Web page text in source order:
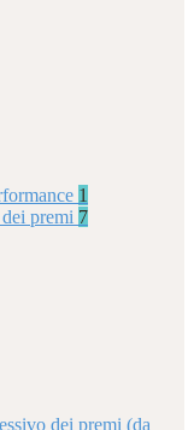
1
premi 7
dei premi (da